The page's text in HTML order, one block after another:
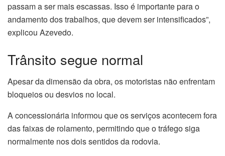
passam a ser mais escassas. Isso é importante para o
andamento dos trabalhos, que devem ser intensificados”,
explicou Azevedo.
Trânsito segue normal
Apesar da dimensão da obra, os motoristas não enfrentam
bloqueios ou desvios no local.
A concessionária informou que os serviços acontecem fora
das faixas de rolamento, permitindo que o tráfego siga
normalmente nos dois sentidos da rodovia.